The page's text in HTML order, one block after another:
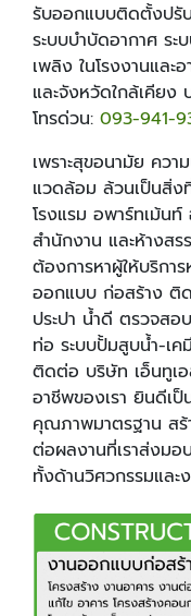
รับออกแบบติดตั้งปรับ
ระบบบำบัดอากาศ ร
เพลิง ในโรงงานและ
และจังหวัดใกล้เคียง
โทรด่วน: 093-941-
เพราะสุขอนามัย คว
แวดล้อม ล้วนเป็นสิ่ง
โรงแรม อพาร์ทเม้น
สำนักงาน และห้างส
ต้องการหาผู้ให้บริกา
ออกแบบ ก่อสร้าง ติ
ประปา น้ำดี ตรวจส
ท่อ ระบบปั้มสูบน้ำ-เค
ติดต่อ บริษัท เอ็นทูเ
อาชีพของเรา ยินดีเป็
คุณภาพมาตรฐาน ส
ต่อผลงานที่เราส่งม
ทั้งด้านวิศวกรรมและ